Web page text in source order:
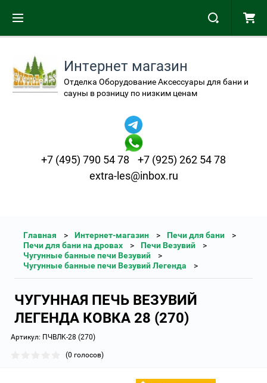
Интернет магазин
Отделка Оборудование Аксессуары для бани и
сауны в розницу по низким ценам
+7 (495) 790 54 78
+7 (925) 262 54 78
extra-les@inbox.ru
Главная Интернет-магазин
Печи для бани
Печи для бани на дровах
Печи Везувий
Чугунные банные печи Везувий
Чугунные банные печи Везувий Легенда
ЧУГУННАЯ ПЕЧЬ ВЕЗУВИЙ
ЛЕГЕНДА КОВКА 28 (270)
Артикул: ПЧВЛK-28 (270)
(0 голосов)